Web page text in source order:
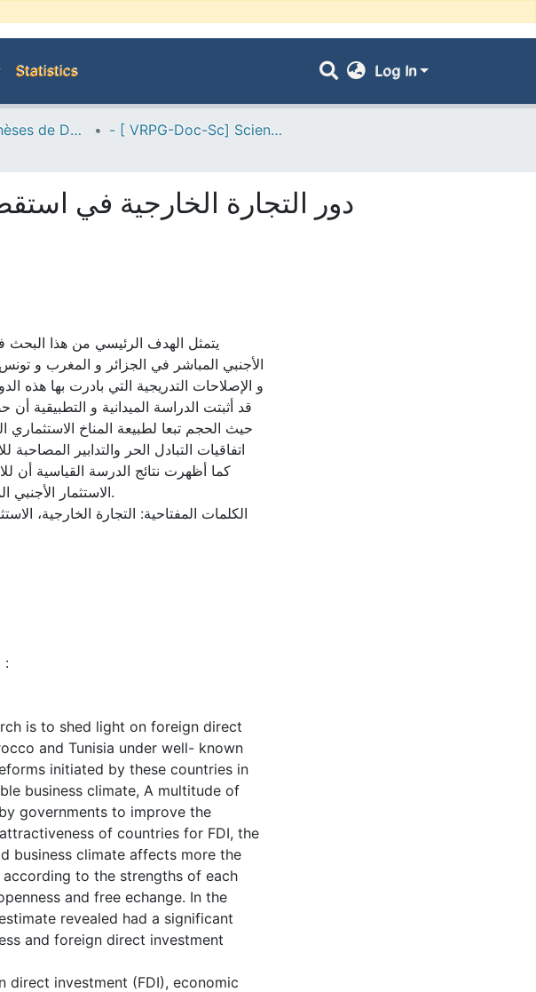
Statistics Log In
2- [ VRPG] Thèses de Doctorat en Sciences
- [ VRPG-Doc-Sc] Sciences économiques --- علوم إقتصادية
دور التجارة الخارجية في
يتمثل الهدف الرئيسي من هذا البحث
الأجنبي المباشر في الجزائر و المغرب و
و الإصلاحات التدريجية التي بادرت بها هذه
قد أثبتت الدراسة الميدانية و التطبيقية
حيث الحجم تبعا لطبيعة المناخ
اتفاقيات التبادل الحر والتدابير المصاحبة
كما أظهرت نتائج الدرسة القياسية أن
الاستثمار
الكلمات المفتاحية: التجارة الخارجية،
:
is to shed light on foreign direct
and Tunisia under well- known
initiated by these countries in
business climate, A multitude of
governments to improve the
of countries for FDI, the
business climate affects more the
to the strengths of each
and free echange. In the
revealed had a significant
and foreign direct investment
direct investment (FDI), economic